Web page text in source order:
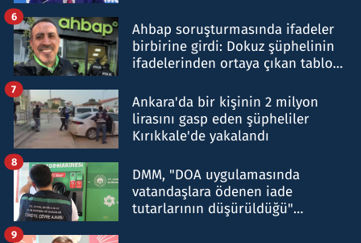
Ahbap soruşturmasında ifadeler
birbirine girdi: Dokuz şüphelinin
ifadelerinden ortaya çıkan tablo
6
Ankara'da bir kişinin 2 milyon
lirasını gasp eden şüpheliler
Kırıkkale'de yakalandı
7
DMM, "DOA uygulamasında
vatandaşlara ödenen iade
tutarlarının düşürüldüğü"
8
9